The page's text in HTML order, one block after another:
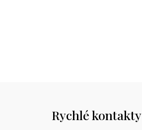
Rychlé kontakty